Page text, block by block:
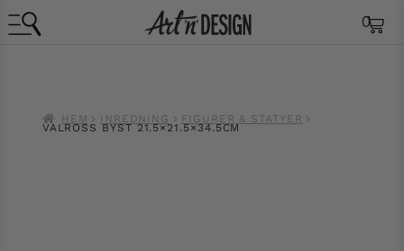
0
HEM INREDNING FIGURER & STATYER
VALROSS BYST 21.5×21.5×34.5CM